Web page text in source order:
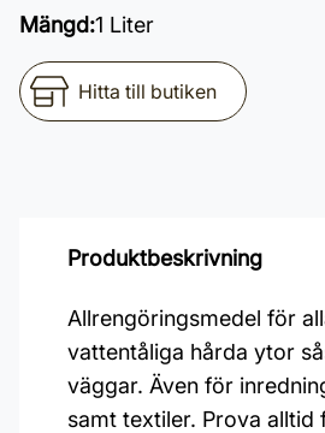
Mängd:1 Liter
Hitta till butiken
Produktbeskrivning
Allrengöringsmedel för
vattentåliga hårda ytor
väggar. Även för
samt textiler. Prova alltid